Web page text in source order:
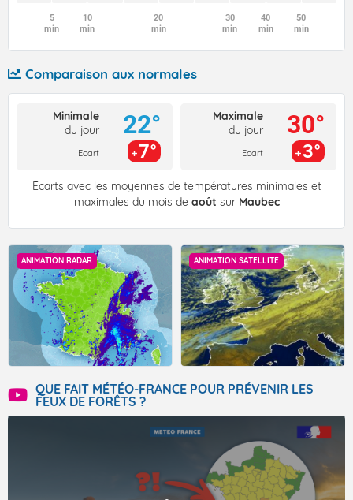
5
min
10
min
20
min
30
min
40
min
50
min
Comparaison aux normales
Minimale
du jour
Ecart
22°
7°
Maximale
du jour
Ecart
30°
3°
Écarts avec les moyennes de températures minimales et
maximales du mois de août sur Maubec
ANIMATION RADAR ANIMATION SATELLITE
QUE FAIT MÉTÉO-FRANCE POUR PRÉVENIR LES
FEUX DE FORÊTS ?